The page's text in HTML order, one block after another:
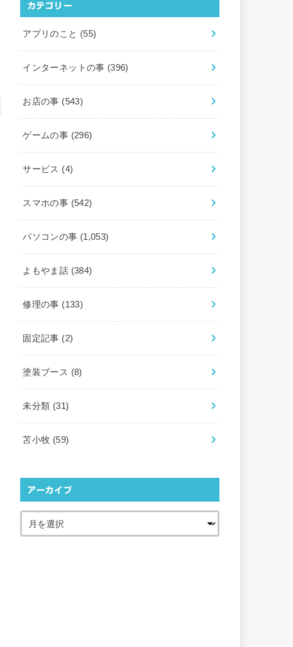
カテゴリー
アプリのこと (55)
インターネットの事 (396)
お店の事 (543)
ゲームの事 (296)
サービス (4)
スマホの事 (542)
パソコンの事 (1,053)
よもやま話 (384)
修理の事 (133)
固定記事 (2)
塗装ブース (8)
未分類 (31)
苫小牧 (59)
アーカイブ